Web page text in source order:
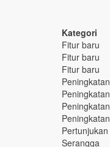
Kategori
Fitur baru
Fitur baru
Fitur baru
Peningkatan
Peningkatan
Peningkatan
Peningkatan
Pertunjukan
Serangga